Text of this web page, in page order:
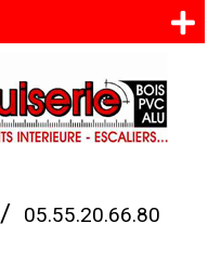
/ 05.55.20.66.80